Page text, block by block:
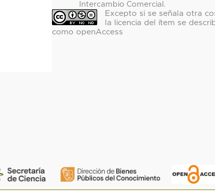
Intercambio Comercial.
Excepto si se señala otra
la licencia del ítem se
como openAccess